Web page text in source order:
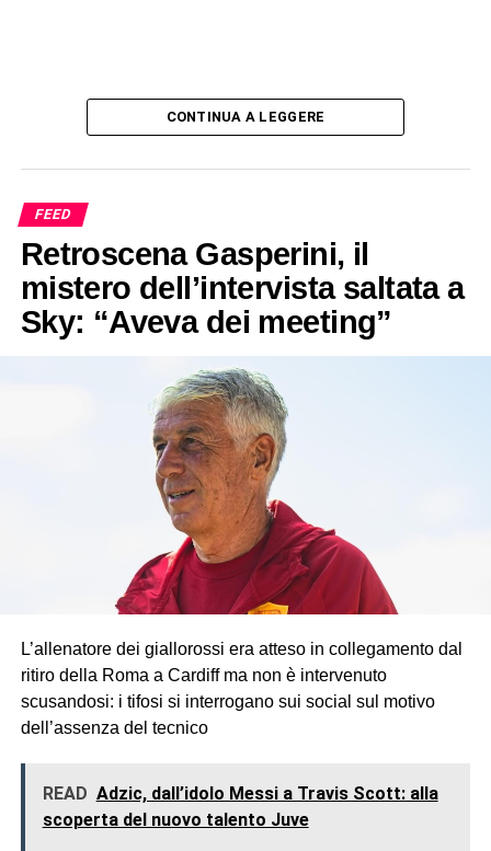
CONTINUA A LEGGERE
FEED
Retroscena Gasperini, il
mistero dell’intervista saltata a
Sky: “Aveva dei meeting”
L’allenatore dei giallorossi era atteso in collegamento dal
ritiro della Roma a Cardiff ma non è intervenuto
scusandosi: i tifosi si interrogano sui social sul motivo
dell’assenza del tecnico
READ Adzic, dall’idolo Messi a Travis Scott: alla
scoperta del nuovo talento Juve